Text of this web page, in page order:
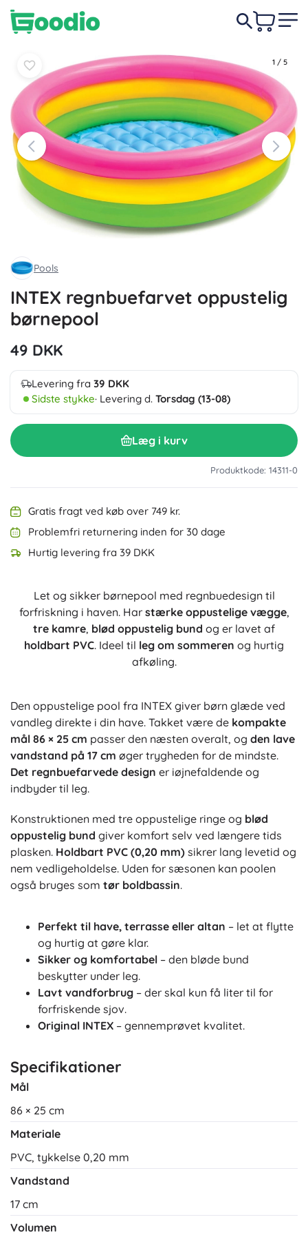
1 / 5
Pools
INTEX regnbuefarvet oppustelig
børnepool
49 DKK
Levering fra 39 DKK
Sidste stykke· Levering d. Torsdag (13-08)
Læg i kurv
Produktkode: 14311-0
Gratis fragt ved køb over 749 kr.
Problemfri returnering inden for 30 dage
Hurtig levering fra 39 DKK
Let og sikker børnepool med regnbuedesign til
forfriskning i haven. Har stærke oppustelige vægge,
tre kamre, blød oppustelig bund og er lavet af
holdbart PVC. Ideel til leg om sommeren og hurtig
afkøling.
Den oppustelige pool fra INTEX giver børn glæde ved
vandleg direkte i din have. Takket være de kompakte
mål 86 × 25 cm passer den næsten overalt, og den lave
vandstand på 17 cm øger trygheden for de mindste.
Det regnbuefarvede design er iøjnefaldende og
indbyder til leg.
Konstruktionen med tre oppustelige ringe og blød
oppustelig bund giver komfort selv ved længere tids
plasken. Holdbart PVC (0,20 mm) sikrer lang levetid og
nem vedligeholdelse. Uden for sæsonen kan poolen
også bruges som tør boldbassin.
Perfekt til have, terrasse eller altan – let at flytte
og hurtig at gøre klar.
Sikker og komfortabel – den bløde bund
beskytter under leg.
Lavt vandforbrug – der skal kun få liter til for
forfriskende sjov.
Original INTEX – gennemprøvet kvalitet.
Specifikationer
Mål
86 × 25 cm
Materiale
PVC, tykkelse 0,20 mm
Vandstand
17 cm
Volumen
49 DKK
Læg i